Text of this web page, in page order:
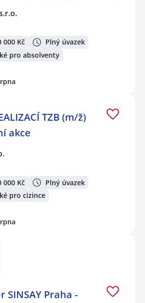
000 Kč
Plný úvazek
pro absolventy
TZB (m/ž)
akce
000 Kč
Plný úvazek
pro cizince
SINSAY Praha -